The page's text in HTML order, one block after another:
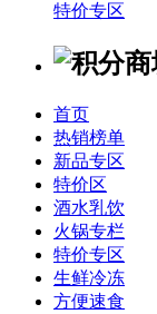
特价专区
首页
热销榜单
新品专区
特价区
酒水乳饮
火锅专栏
特价专区
生鲜冷冻
方便速食